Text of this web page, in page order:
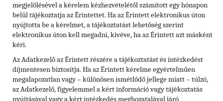
megjelölésével a kérelem kézhezvételétől számított egy hónapon
belül tájékoztatja az Érintettet. Ha az Érintett elektronikus úton
nyújtotta be a kérelmet, a tájékoztatást lehetőség szerint
elektronikus úton kell megadni, kivéve, ha az Érintett azt másként
kéri.
Az Adatkezelő az Érintett részére a tájékoztatást és intézkedést
díjmentesen biztosítja. Ha az Érintett kérelme egyértelműen
megalapozatlan vagy – különösen ismétlődő jellege miatt – túlzó,
az Adatkezelő, figyelemmel a kért információ vagy tájékoztatás
nyújtásával vagy a kért intézkedés meghozatalával járó